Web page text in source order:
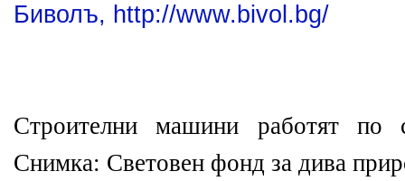
Биволъ, http://www.bivol.bg/
Строителни машини работят
Снимка: Световен фонд за дива